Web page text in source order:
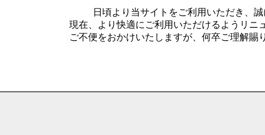
日頃より当サイトをご利用いただき、
現在、より快適にご利用いただけるようリニ
ご不便をおかけいたしますが、何卒ご理解賜